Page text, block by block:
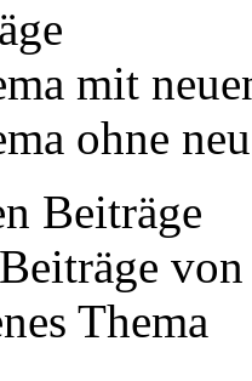
mit
ohne
Beiträge
Thema